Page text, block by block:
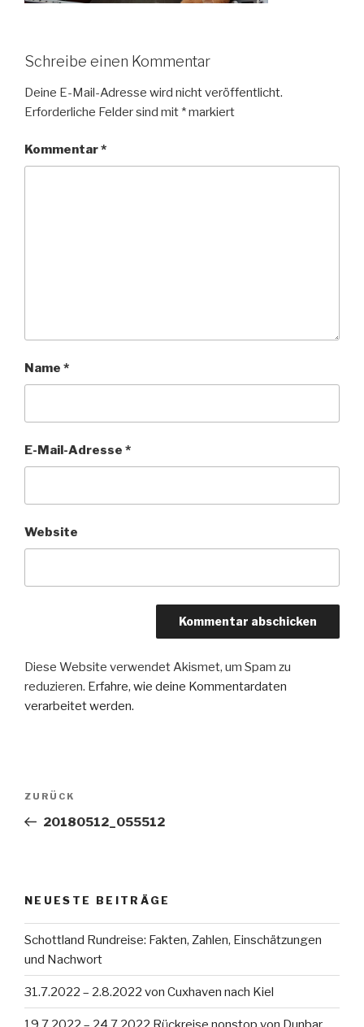
Schreibe einen Kommentar
Deine E-Mail-Adresse wird nicht veröffentlicht.
Erforderliche Felder sind mit *markiert
Kommentar*
Name *
E-Mail-Adresse *
Website
Diese Website verwendet Akismet, um Spam zu
reduzieren. Erfahre, wie deine Kommentardaten
verarbeitet werden.
Beitragsnavigation
Vorheriger
Beitrag
ZURÜCK
20180512_055512
NEUESTE BEITRÄGE
Schottland Rundreise: Fakten, Zahlen, Einschätzungen
und Nachwort
31.7.2022 – 2.8.2022 von Cuxhaven nach Kiel